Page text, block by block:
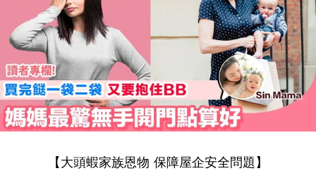
【大頭蝦家族恩物 保障屋企安全問題】